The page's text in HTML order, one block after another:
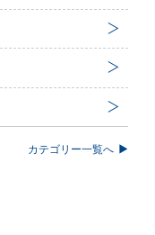
カテゴリー一覧へ